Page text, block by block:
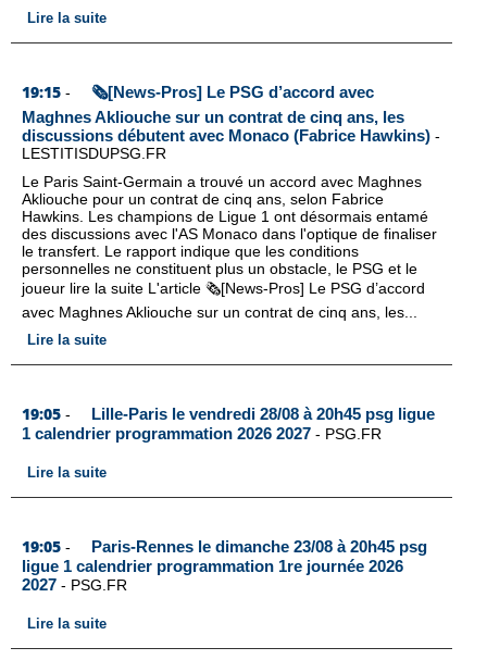
Lire la suite
19:15 -
🗞️[News-Pros] Le PSG d’accord avec
Maghnes Akliouche sur un contrat de cinq ans, les
discussions débutent avec Monaco (Fabrice Hawkins) -
LESTITISDUPSG.FR
Le Paris Saint-Germain a trouvé un accord avec Maghnes
Akliouche pour un contrat de cinq ans, selon Fabrice
Hawkins. Les champions de Ligue 1 ont désormais entamé
des discussions avec l'AS Monaco dans l'optique de finaliser
le transfert. Le rapport indique que les conditions
personnelles ne constituent plus un obstacle, le PSG et le
joueur lire la suite L'article 🗞️[News-Pros] Le PSG d’accord
avec Maghnes Akliouche sur un contrat de cinq ans, les...
Lire la suite
19:05 -
Lille-Paris le vendredi 28/08 à 20h45 psg ligue
1 calendrier programmation 2026 2027 - PSG.FR
Lire la suite
19:05 -
Paris-Rennes le dimanche 23/08 à 20h45 psg
ligue 1 calendrier programmation 1re journée 2026
2027 - PSG.FR
Lire la suite